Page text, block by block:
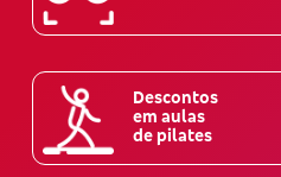
Descontos
em aulas
de pilates